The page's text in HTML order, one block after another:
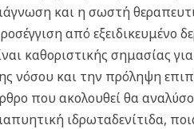
και η σωστή
από εξειδικευμένο
καθοριστικής σημασίας
νόσου και την πρόληψη
που ακολουθεί θα
ιδρωταδενίτιδα,